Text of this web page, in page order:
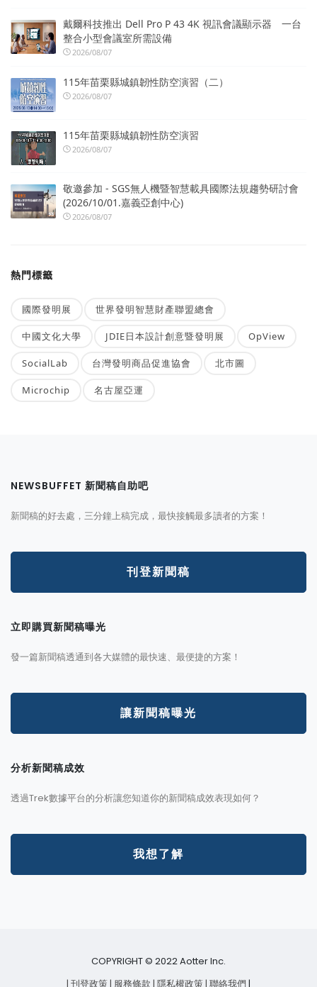
戴爾科技推出 Dell Pro P 43 4K 視訊會議顯示器 一台
整合小型會議室所需設備
2026/08/07
115年苗栗縣城鎮韌性防空演習（二）
2026/08/07
115年苗栗縣城鎮韌性防空演習
2026/08/07
敬邀參加 - SGS無人機暨智慧載具國際法規趨勢研討會
(2026/10/01.嘉義亞創中心)
2026/08/07
熱門標籤
國際發明展 世界發明智慧財產聯盟總會
中國文化大學 JDIE日本設計創意暨發明展 OpView
SocialLab 台灣發明商品促進協會 北市圖
Microchip 名古屋亞運
NEWSBUFFET 新聞稿自助吧
新聞稿的好去處，三分鐘上稿完成，最快接觸最多讀者的方案！
刊登新聞稿
立即購買新聞稿曝光
發一篇新聞稿透通到各大媒體的最快速、最便捷的方案！
讓新聞稿曝光
分析新聞稿成效
透過Trek數據平台的分析讓您知道你的新聞稿成效表現如何？
我想了解
COPYRIGHT © 2022 Aotter Inc.
| 刊登政策| 服務條款 | 隱私權政策| 聯絡我們 |